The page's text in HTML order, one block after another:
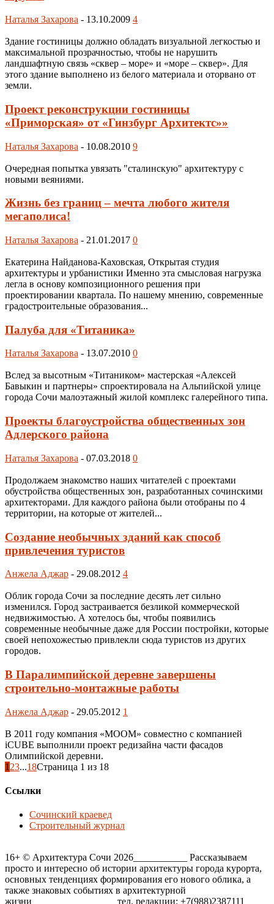
Наталья Захарова - 13.10.2009 4
Здание гостиницы должно обладать визуальной легкостью и
максимальной прозрачностью, чтобы не нарушить
ландшафтную связь «сквер – море» и «море – сквер». Для
этого здание выполнено из белого материала и оторвано от
земли.
Проект реконструкции гостиницы
«Приморская» от «Гинзбург Архитектс»»
Наталья Захарова - 10.08.2010 9
Очередная попытка увязать "сталинскую" архитектуру с
новыми веяниями.
Жизнь без границ – мечта любого жителя
мегаполиса!
Наталья Захарова - 21.01.2017 0
Екатерина Найданова-Каховская, Открытая студия
архитектуры и урбанистики Именно эта смысловая нагрузка
легла в основу композиционного решения при
проектировании квартала. По нашему мнению, современные
градостроительные образования...
Палуба для «Титаника»
Наталья Захарова - 13.07.2010 0
Вслед за высотным «Титаником» мастерская «Алексей
Бавыкин и партнеры» спроектировала на Альпийской улице
города Сочи малоэтажный жилой комплекс галерейного типа.
Проекты благоустройства общественных зон
Адлерского района
Наталья Захарова - 07.03.2018 0
Продолжаем знакомство наших читателей с проектами
обустройства общественных зон, разработанных сочинскими
архитекторами. Для каждого района были отобраны по 4
территории, на которые от жителей...
Создание необычных зданий как способ
привлечения туристов
Анжела Аджар - 29.08.2012 4
Облик города Сочи за последние десять лет сильно
изменился. Город застраивается безликой коммерческой
недвижимостью. А хотелось бы, чтобы появились
современные необычные даже для России постройки, которые
своей непохожестью привлекли сюда туристов из других
городов.
В Паралимпийской деревне завершены
строительно-монтажные работы
Анжела Аджар - 29.05.2012 1
В 2011 году компания «МООМ» совместно с компанией
iCUBE выполнили проект редизайна части фасадов
Олимпийской деревни.
1 23...18Страница 1 из 18
Ссылки
Сочинский краевед
Строительный журнал
16+ © Архитектура Сочи 2026___________ Рассказываем
просто и интересно об истории архитектуры города курорта,
основных тенденциях формирования его нового облика, а
также знаковых событиях в архитектурной
жизни_________________ тел. редакции: +7(988)2387111